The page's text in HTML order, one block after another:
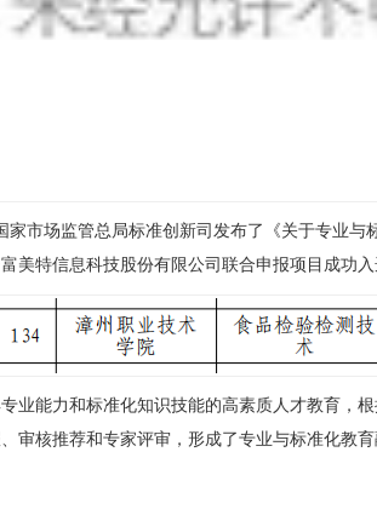
市场监管总局标准创新司发布了《关于专业与
美特信息科技股份有限公司联合申报项目成功
能力和标准化知识技能的高素质人才教育，根
审核推荐和专家评审，形成了专业与标准化教